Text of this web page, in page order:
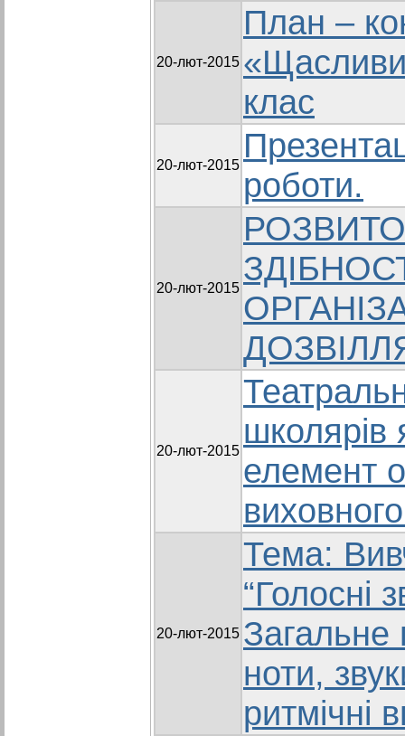
20-лют-2015
План –
клас
20-лют-2015
роботи.
20-лют-2015
20-лют-2015
школярів
елемент
20-лют-2015
Тема:
“Голосні
Загальне
ноти,
ритмічні